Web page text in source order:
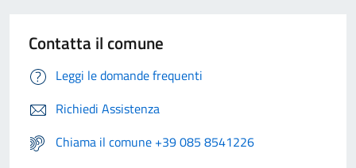
Contatta il comune
Leggi le domande frequenti
Richiedi Assistenza
Chiama il comune +39 085 8541226